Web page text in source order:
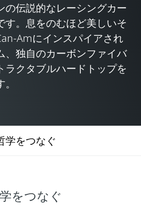
の伝説的なレーシングカー
す。息をのむほど美しいそ
Amにインスパイアされ
、独自のカーボンファイバ
ラクタブルハードトップを
。
学をつなぐ
をつなぐ